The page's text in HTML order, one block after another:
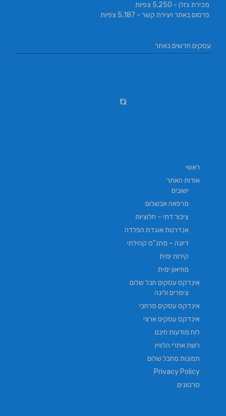
מכירת גזלן - 5,250 צפיות
פרסום באתר ויצירת קשר - 5,187 צפיות
עסקים חדשים באתר
ראשי
אודות האתר
ישובים
מרפאה אבשלום
ציבור דתי – חלוציות
אנדרטת אוגדת הפלדה
דיונה – מתנ"ס קהילתי
קירות ימית
מוזיאון ימית
אינדקס עסקים חבל שלום
צימרים ולינה
אינדקס עסקים מרחבי
אינדקס עסקים ארצי
לוח מודעות חינם
רשת אתרי הלוויין
תמונות מחבל שלום
Privacy Policy
סרטונים